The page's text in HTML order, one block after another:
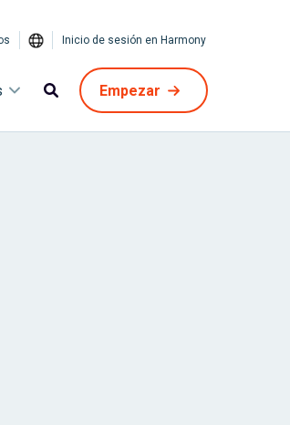
Inicio de sesión en Harmony
Empezar